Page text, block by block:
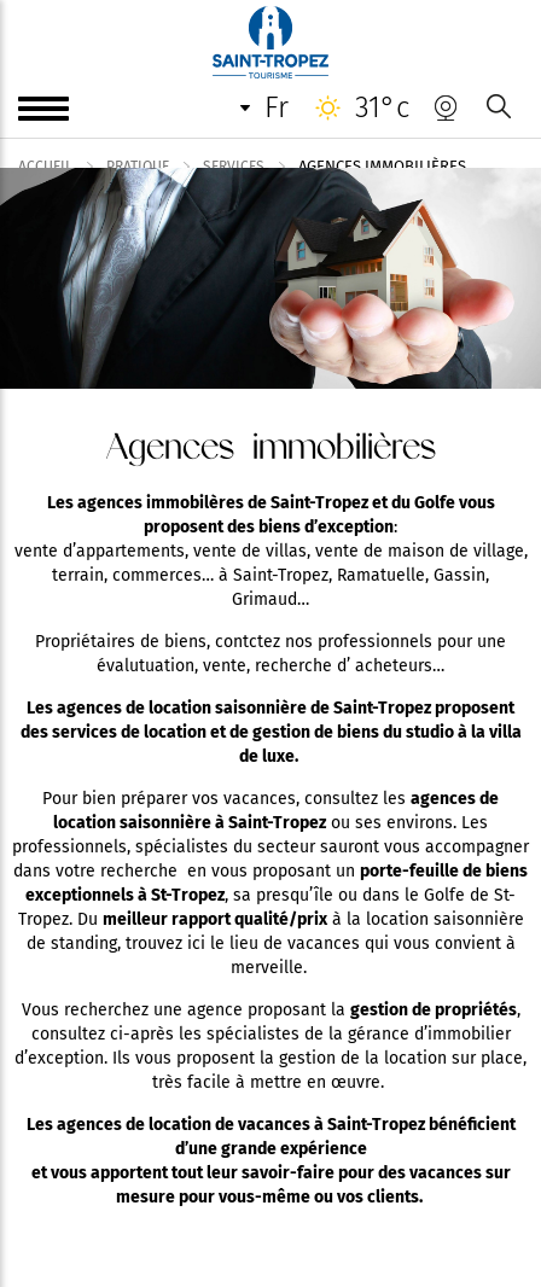
fr 31°c
ACCUEIL PRATIQUE SERVICES AGENCES IMMOBILIÈRES
Agences immobilières
Les agences immobilères de Saint-Tropez et du Golfe vous
proposent des biens d’exception:
vente d’appartements, vente de villas, vente de maison de village,
terrain, commerces… à Saint-Tropez, Ramatuelle, Gassin,
Grimaud…
Propriétaires de biens, contctez nos professionnels pour une
évalutuation, vente, recherche d’ acheteurs…
Les agences de location saisonnière de Saint-Tropez proposent
des services de location et de gestion de biens du studio à la villa
de luxe.
Pour bien préparer vos vacances, consultez les agences de
location saisonnière à Saint-Tropezou ses environs. Les
professionnels, spécialistes du secteur sauront vous accompagner
dans votre recherche en vous proposant un porte-feuille de biens
exceptionnels à St-Tropez, sa presqu’île ou dans le Golfe de St-
Tropez. Du meilleur rapport qualité/prixà la location saisonnière
de standing, trouvez ici le lieu de vacances qui vous convient à
merveille.
Vous recherchez une agence proposant la gestion de propriétés,
consultez ci-après les spécialistes de la gérance d’immobilier
d’exception. Ils vous proposent la gestion de la location sur place,
très facile à mettre en œuvre.
Les agences de location de vacances à Saint-Tropez bénéficient
d’une grande expérience
et vous apportent tout leur savoir-faire pour des vacances sur
mesure pour vous-même ou vos clients.